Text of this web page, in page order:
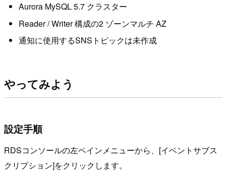
Aurora MySQL 5.7 クラスター
Reader / Writer 構成の2 ゾーンマルチ AZ
通知に使用するSNSトピックは未作成
やってみよう
設定手順
RDSコンソールの左ペインメニューから、[イベントサブス
クリプション]をクリックします。